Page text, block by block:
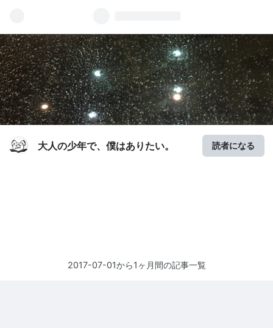
大人の少年で、僕はありたい。 読者になる
2017-07-01から1ヶ月間の記事一覧